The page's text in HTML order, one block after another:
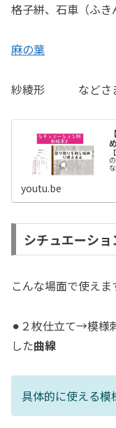
格子絣、石車（ふき
麻の葉
紗綾形 などさま
youtu.be
シチュエーショ
こんな場面で使えま
⚫︎２枚仕立て→模
した曲線
具体的に使える模